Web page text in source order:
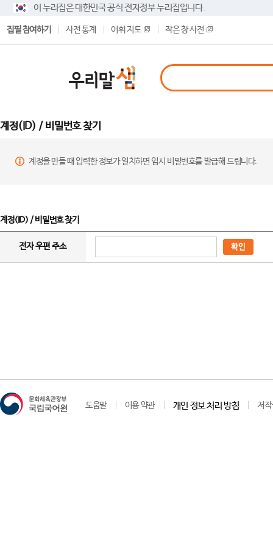
이 누리집은 대한민국 공식 전자정부 누리집입니다.
집필 참여하기 사전 통계 어휘 지도 작은 창 사전
계정(ID) / 비밀번호 찾기
계정을 만들 때 입력한 정보가 일치하면 임시 비밀번호를 발급해 드립니다.
계정(ID) / 비밀번호 찾기
전자 우편 주소 확인
도움말 이용 약관 개인 정보 처리 방침 저